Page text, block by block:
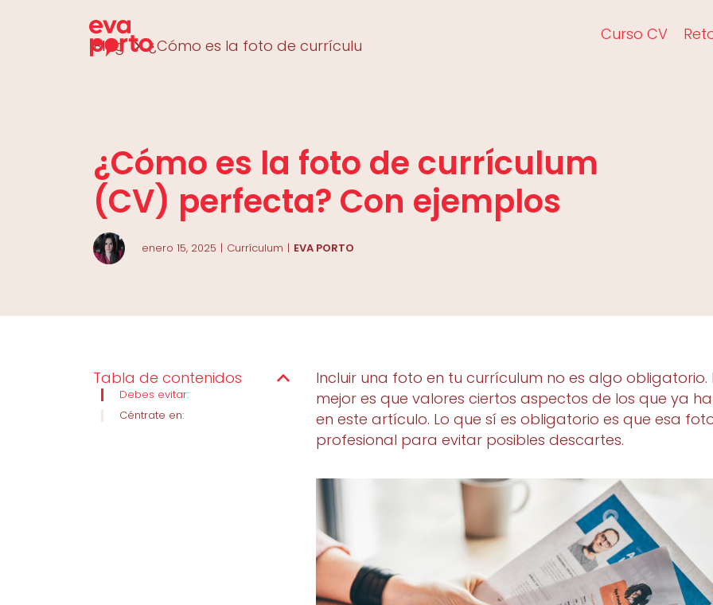
Curso CV
Blog ¿Cómo es la foto de currículu
¿Cómo es la foto de currículum
(CV) perfecta? Con ejemplos
enero 15, 2025 Currículum EVA PORTO
Tabla de contenidos
Debes evitar:
Céntrate en:
Incluir una foto en tu currículum no es algo obligatorio.
mejor es que valores ciertos aspectos de los que ya
en este artículo. Lo que sí es obligatorio es que esa
profesional para evitar posibles descartes.